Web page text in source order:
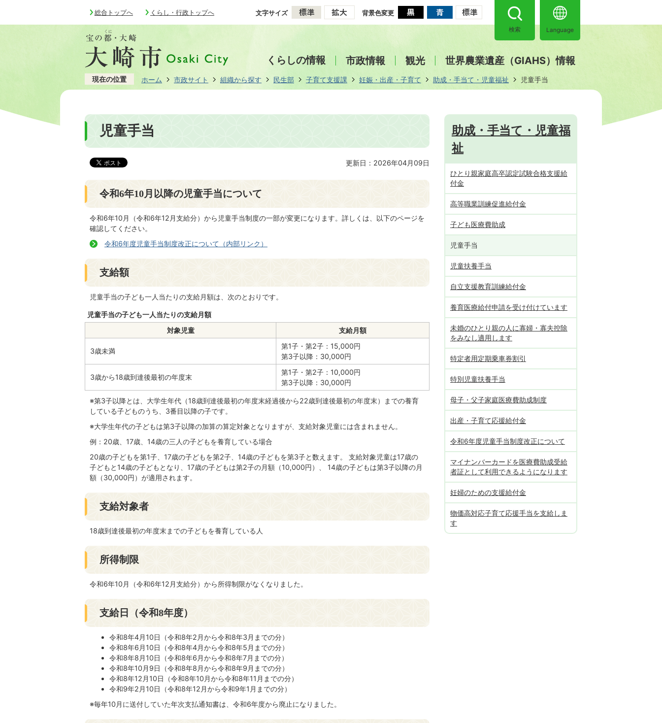
総合トップへ くらし・行政トップへ 文字サイズ 背景色変更
検索 Language
くらしの情報 市政情報 観光 世界農業遺産（GIAHS）情報
現在の位置 ホーム 市政サイト 組織から探す 民生部 子育て支援課 妊娠・出産・子育て 助成・手当て・児童福祉 児童手当
児童手当
更新日：2026年04月09日
令和6年10月以降の児童手当について
令和6年10月（令和6年12月支給分）から児童手当制度の一部が変更になります。詳しくは、以下のページを
確認してください。
令和6年度児童手当制度改正について（内部リンク）
支給額
児童手当の子ども一人当たりの支給月額は、次のとおりです。
児童手当の子ども一人当たりの支給月額
対象児童
支給月額
3歳未満
第1子・第2子：15,000円
第3子以降：30,000円
3歳から18歳到達後最初の年度末
第1子・第2子：10,000円
第3子以降：30,000円
※第3子以降とは、大学生年代（18歳到達後最初の年度末経過後から22歳到達後最初の年度末）までの養育
している子どものうち、3番目以降の子です。
※大学生年代の子どもは第3子以降の加算の算定対象となりますが、支給対象児童には含まれません。
例：20歳、17歳、14歳の三人の子どもを養育している場合
20歳の子どもを第1子、17歳の子どもを第2子、14歳の子どもを第3子と数えます。 支給対象児童は17歳の
子どもと14歳の子どもとなり、17歳の子どもは第2子の月額（10,000円）、 14歳の子どもは第3子以降の月
額（30,000円）が適用されます。
支給対象者
18歳到達後最初の年度末までの子どもを養育している人
所得制限
令和6年10月（令和6年12月支給分）から所得制限がなくなりました。
支給日（令和8年度）
令和8年4月10日（令和8年2月から令和8年3月までの分）
令和8年6月10日（令和8年4月から令和8年5月までの分）
令和8年8月10日（令和8年6月から令和8年7月までの分）
令和8年10月9日（令和8年8月から令和8年9月までの分）
令和8年12月10日（令和8年10月から令和8年11月までの分）
令和9年2月10日（令和8年12月から令和9年1月までの分）
※毎年10月に送付していた年次支払通知書は、令和6年度から廃止になりました。
助成・手当て・児童福
祉
ひとり親家庭高卒認定試験合格支援給
付金
高等職業訓練促進給付金
子ども医療費助成
児童手当
児童扶養手当
自立支援教育訓練給付金
養育医療給付申請を受け付けています
未婚のひとり親の人に寡婦・寡夫控除
をみなし適用します
特定者用定期乗車券割引
特別児童扶養手当
母子・父子家庭医療費助成制度
出産・子育て応援給付金
令和6年度児童手当制度改正について
マイナンバーカードを医療費助成受給
者証として利用できるようになります
妊婦のための支援給付金
物価高対応子育て応援手当を支給しま
す